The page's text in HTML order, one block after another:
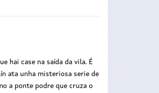
hai case na saída da vila. É
ata unha misteriosa serie de
a ponte podre que cruza o